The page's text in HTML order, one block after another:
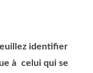
identifier
à celui qui se